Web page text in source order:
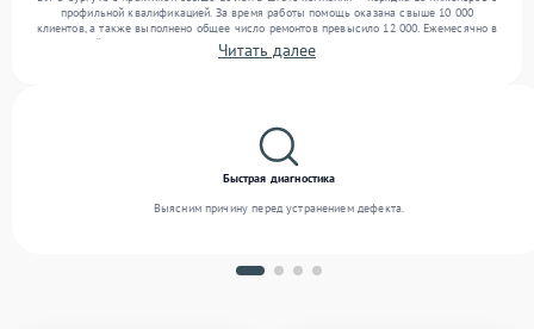
профильной квалификацией. За время работы помощь оказана свыше 10 000
клиентов, а также выполнено общее число ремонтов превысило 12 000. Ежемесячно в
сервисный центр поступает свыше 300 единиц техники, включая , , . Мы работаем с
широким спектром неисправностей и гарантируем высокое качество обслуживания
Читать далее
Быстрая диагностика
Выясним причину перед устранением дефекта.